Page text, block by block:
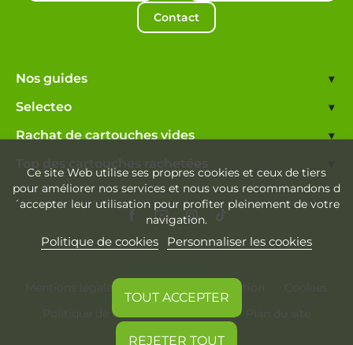
Contact
Nos guides ▾
Selecteo ▾
Rachat de cartouches vides ▾
Top des cartouches rachetées
Ce site Web utilise ses propres cookies et ceux de tiers
pour améliorer nos services et nous vous recommandons d
´accepter leur utilisation pour profiter pleinement de votre
navigation.
Politique de cookies Personnaliser les cookies
REJETER TOUT
TOUT ACCEPTER
Mentions légales Conditions d'utilisation
Cookies
Politique de confidentialité
Plan du site